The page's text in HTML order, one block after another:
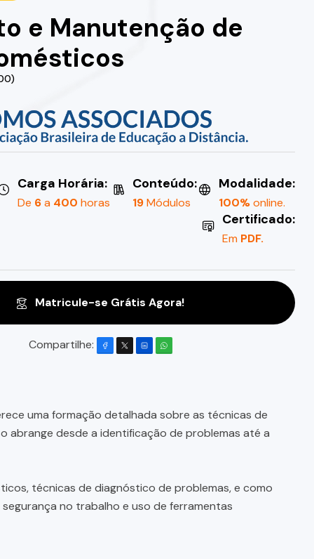
e Manutenção de
Carga Horária:
De 6a 400 horas
Conteúdo:
19Módulos
Modalidade:
100%online.
Certificado:
Em PDF.
Matricule-se Grátis Agora!
Compartilhe:
uma formação detalhada sobre as técnicas de
desde a identificação de problemas até a
técnicas de diagnóstico de problemas, e como
no trabalho e uso de ferramentas